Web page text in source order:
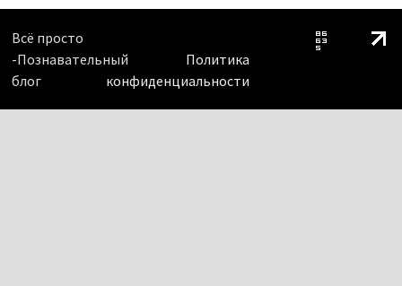
Всё просто
-Познавательный
блог
Политика
конфиденциальности